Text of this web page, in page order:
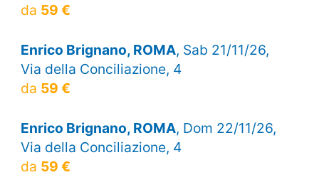
da 59 €
Enrico Brignano, ROMA, Sab 21/11/26,
Via della Conciliazione, 4
da 59 €
Enrico Brignano, ROMA, Dom 22/11/26,
Via della Conciliazione, 4
da 59 €